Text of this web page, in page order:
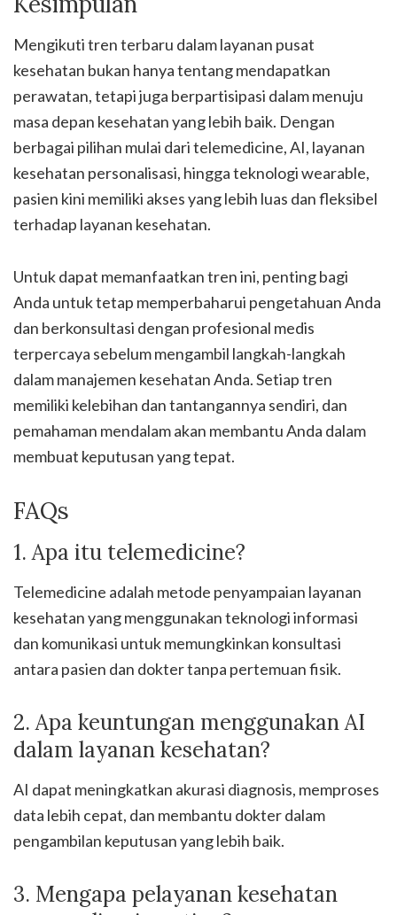
Mengikuti tren terbaru dalam layanan pusat
kesehatan bukan hanya tentang mendapatkan
perawatan, tetapi juga berpartisipasi dalam menuju
masa depan kesehatan yang lebih baik. Dengan
berbagai pilihan mulai dari telemedicine, AI, layanan
kesehatan personalisasi, hingga teknologi wearable,
pasien kini memiliki akses yang lebih luas dan fleksibel
terhadap layanan kesehatan.
Untuk dapat memanfaatkan tren ini, penting bagi
Anda untuk tetap memperbaharui pengetahuan Anda
dan berkonsultasi dengan profesional medis
terpercaya sebelum mengambil langkah-langkah
dalam manajemen kesehatan Anda. Setiap tren
memiliki kelebihan dan tantangannya sendiri, dan
pemahaman mendalam akan membantu Anda dalam
membuat keputusan yang tepat.
FAQs
1. Apa itu telemedicine?
Telemedicine adalah metode penyampaian layanan
kesehatan yang menggunakan teknologi informasi
dan komunikasi untuk memungkinkan konsultasi
antara pasien dan dokter tanpa pertemuan fisik.
2. Apa keuntungan menggunakan AI
dalam layanan kesehatan?
AI dapat meningkatkan akurasi diagnosis, memproses
data lebih cepat, dan membantu dokter dalam
pengambilan keputusan yang lebih baik.
3. Mengapa pelayanan kesehatan